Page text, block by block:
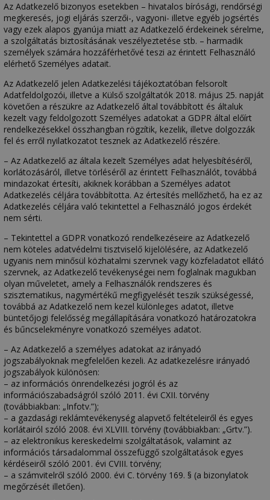
Az Adatkezelő bizonyos esetekben – hivatalos bírósági, rendőrségi
megkeresés, jogi eljárás szerzői-, vagyoni- illetve egyéb jogsértés
vagy ezek alapos gyanúja miatt az Adatkezelő érdekeinek sérelme,
a szolgáltatás biztosításának veszélyeztetése stb. – harmadik
személyek számára hozzáférhetővé teszi az érintett Felhasználó
elérhető Személyes adatait.
Az Adatkezelő jelen Adatkezelési tájékoztatóban felsorolt
Adatfeldolgozói, illetve a Külső szolgáltatók 2018. május 25. napját
követően a részükre az Adatkezelő által továbbított és általuk
kezelt vagy feldolgozott Személyes adatokat a GDPR által előírt
rendelkezésekkel összhangban rögzítik, kezelik, illetve dolgozzák
fel és erről nyilatkozatot tesznek az Adatkezelő részére.
– Az Adatkezelő az általa kezelt Személyes adat helyesbítéséről,
korlátozásáról, illetve törléséről az érintett Felhasználót, továbbá
mindazokat értesíti, akiknek korábban a Személyes adatot
Adatkezelés céljára továbbította. Az értesítés mellőzhető, ha ez az
Adatkezelés céljára való tekintettel a Felhasználó jogos érdekét
nem sérti.
– Tekintettel a GDPR vonatkozó rendelkezéseire az Adatkezelő
nem köteles adatvédelmi tisztviselő kijelölésére, az Adatkezelő
ugyanis nem minősül közhatalmi szervnek vagy közfeladatot ellátó
szervnek, az Adatkezelő tevékenységei nem foglalnak magukban
olyan műveletet, amely a Felhasználók rendszeres és
szisztematikus, nagymértékű megfigyelését teszik szükségessé,
továbbá az Adatkezelő nem kezel különleges adatot, illetve
büntetőjogi felelősség megállapítására vonatkozó határozatokra
és bűncselekményre vonatkozó személyes adatot.
– Az Adatkezelő a személyes adatokat az irányadó
jogszabályoknak megfelelően kezeli. Az adatkezelésre irányadó
jogszabályok különösen:
– az információs önrendelkezési jogról és az
információszabadságról szóló 2011. évi CXII. törvény
(továbbiakban: „Infotv.”);
– a gazdasági reklámtevékenység alapvető feltételeiről és egyes
korlátairól szóló 2008. évi XLVIII. törvény (továbbiakban: „Grtv.”).
– az elektronikus kereskedelmi szolgáltatások, valamint az
információs társadalommal összefüggő szolgáltatások egyes
kérdéseiről szóló 2001. évi CVIII. törvény;
– a számvitelről szóló 2000. évi C. törvény 169. § (a bizonylatok
megőrzését illetően).